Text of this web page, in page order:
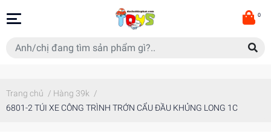
0
Trang chủ / Hàng 39k /
6801-2 TÚI XE CÔNG TRÌNH TRỚN CẨU ĐẦU KHỦNG LONG 1C